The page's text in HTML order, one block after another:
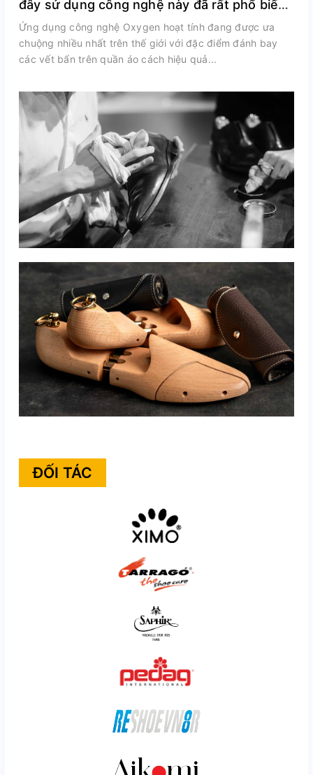
đây sử dụng công nghệ này đã rất phổ biến
trên thế giới
Ứng dụng công nghệ Oxygen hoạt tính đang được ưa
chuộng nhiều nhất trên thế giới với đặc điểm đánh bay
các vết bẩn trên quần áo cách hiệu quả...
ĐỐI TÁC